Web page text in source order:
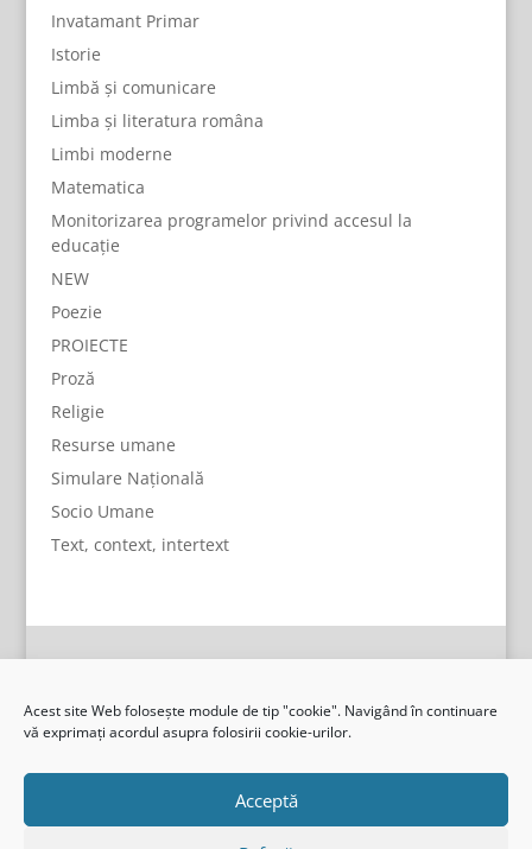
Acest site Web folosește module de tip "cookie". Navigând în continuare
vă exprimați acordul asupra folosirii cookie-urilor.
Acceptă
Invatamant Primar
Istorie
Limbă și comunicare
Limba și literatura româna
Limbi moderne
Matematica
Monitorizarea programelor privind accesul la
educație
NEW
Poezie
PROIECTE
Proză
Religie
Resurse umane
Simulare Națională
Socio Umane
Text, context, intertext